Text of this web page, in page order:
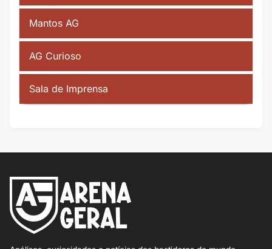
Mantos AG
AG Curioso
Sala de Imprensa